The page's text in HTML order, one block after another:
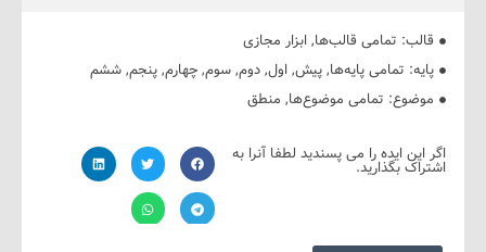
تمامی قالب‌ها,ابزار مجازی
تمامی پایه‌ها,پیش,اول,دوم,سوم,چهارم,پنجم,ششم
تمامی موضوع‌ها, منطق
ایده را می پسندید لطفا آنرا به
بگذارید.